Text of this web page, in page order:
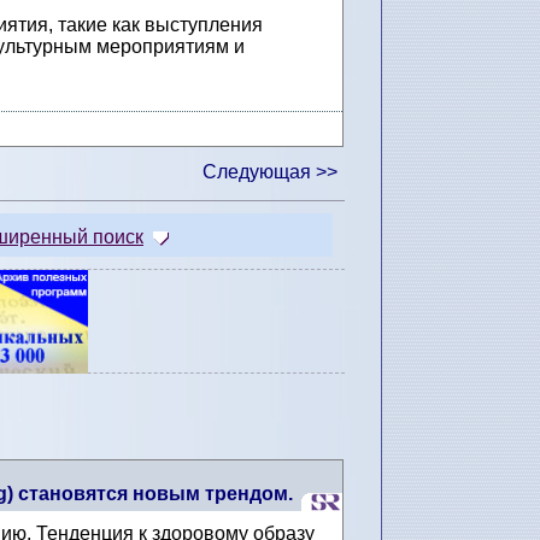
такие как выступления
мероприятиям и
Следующая >>
поиск
становятся новым трендом.
Тенденция к здоровому образу